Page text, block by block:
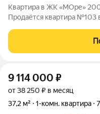
Квартира в ЖК «МОре» 200 метров до Балтийского моря
Продаётся квартира
9 114 000 ₽
от 38 250 ₽ в месяц
37,2 м²
1-комн. квартира